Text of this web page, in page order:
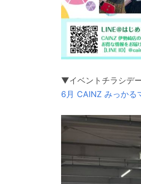
▼イベントチラシデ
6月 CAINZ みっかる